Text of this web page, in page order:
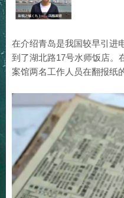
在介绍青岛是我国较早引进
到了湖北路17号水师饭店。
案馆两名工作人员在翻报纸